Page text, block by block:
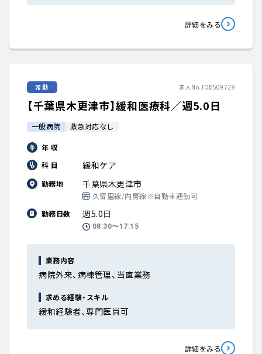
詳細をみる
常勤 求人No.JOB509729
【千葉県木更津市】緩和医療科／週5.0日
一般病院 救急対応なし
年 収
科 目
緩和ケア
勤務地 千葉県木更津市
久留里線/内房線※自動車通勤可
勤務日数
週5.0日
08:30〜17:15
業務内容
病院外来、病棟管理、当直業務
求める経験・スキル
緩和経験者、専門医尚可
詳細をみる